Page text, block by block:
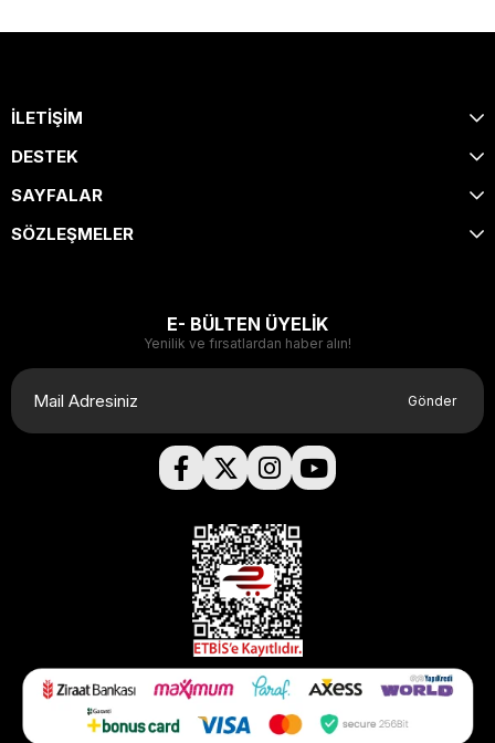
İLETİŞİM
DESTEK
SAYFALAR
SÖZLEŞMELER
E- BÜLTEN ÜYELİK
Yenilik ve fırsatlardan haber alın!
Gönder